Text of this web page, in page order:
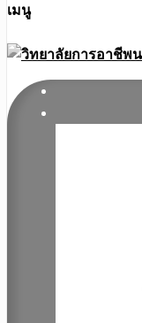
เมนู